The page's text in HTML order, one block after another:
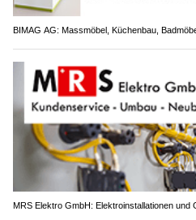
BIMAG AG: Massmöbel, Küchenbau,
MRS Elektro GmbH: Elektroinstallationen und